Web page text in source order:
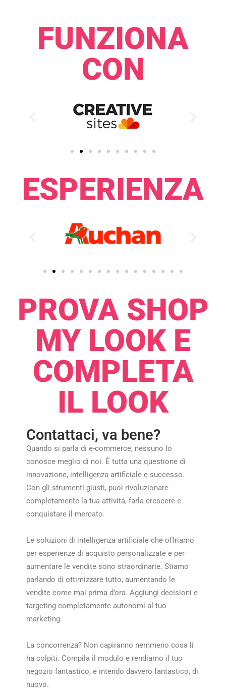
FUNZIONA
CON​​
ESPERIENZA​
PROVA SHOP
MY LOOK E
COMPLETA
IL LOOK
Contattaci, va bene?
Quando si parla di e-commerce, nessuno lo
conosce meglio di noi. È tutta una questione di
innovazione, intelligenza artificiale e successo.
Con gli strumenti giusti, puoi rivoluzionare
completamente la tua attività, farla crescere e
conquistare il mercato.
Le soluzioni di intelligenza artificiale che offriamo
per esperienze di acquisto personalizzate e per
aumentare le vendite sono straordinarie. Stiamo
parlando di ottimizzare tutto, aumentando le
vendite come mai prima d’ora. Aggiungi decisioni e
targeting completamente autonomi al tuo
marketing.
La concorrenza? Non capiranno nemmeno cosa li
ha colpiti. Compila il modulo e rendiamo il tuo
negozio fantastico, e intendo davvero fantastico, di
nuovo.